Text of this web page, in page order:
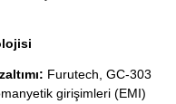
Furutech, GC-303
girişimleri (EMI)